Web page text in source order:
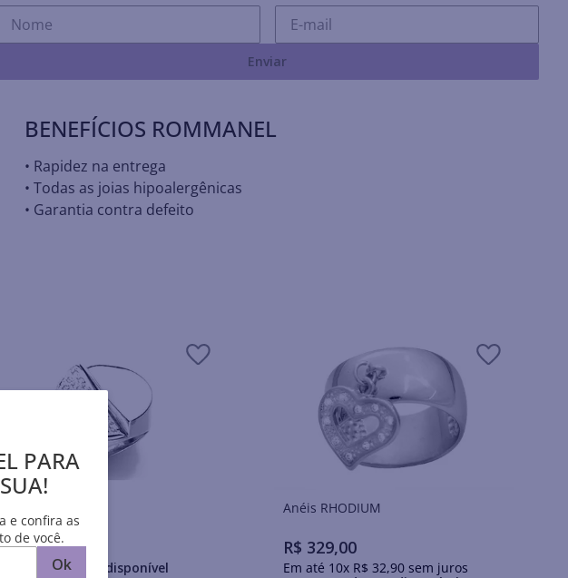
Enviar
BENEFÍCIOS ROMMANEL
• Rapidez na entrega
• Todas as joias hipoalergênicas
• Garantia contra defeito
488,00
Produto Indisponível
Anéis RHODIUM
R$ 329,00
Em até 10x R$ 32,90sem juros
PARA
e confira as
de você.
Ok